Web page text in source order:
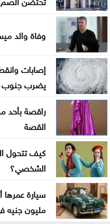
القناة 13:
القتال في 3 جبهات
ترمب: نراقب إيران
كبير
الحيصة: أراضي مشروع
خزينة الدولة
وفاة والد
إصابات
يضرب جنوب
راقصة بأحد
القصة
كيف تتحول
الشخصي؟
مليون